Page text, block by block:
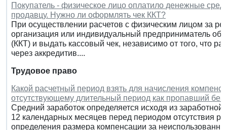
Покупатель - физическое лицо оплатило денежные
продавцу. Нужно ли оформлять чек ККТ?
При осуществлении расчетов с физическим лицом за
организация или индивидуальный предприниматель
(ККТ) и выдать кассовый чек, независимо от того, что
через аккредитив....
Трудовое право
Какой расчетный период взять для начисления
отсутствующему длительный период как пропавший
Средний заработок определяется исходя из
12 календарных месяцев перед периодом отсутствия
определения размера компенсации за